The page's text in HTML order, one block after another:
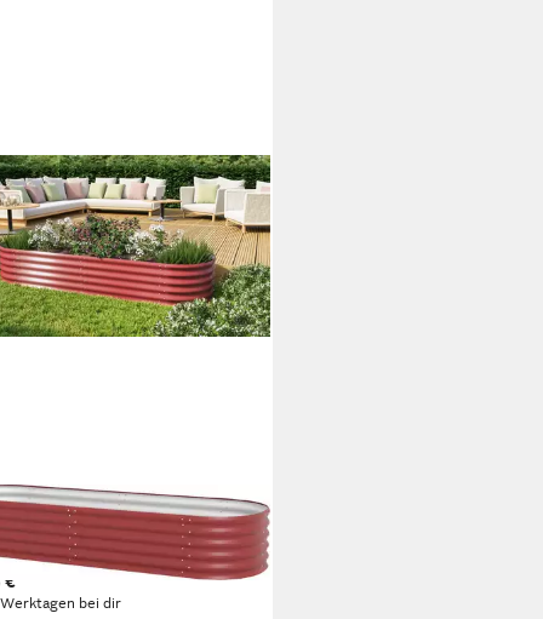
Erweiterung "Stretched
€
bei dir